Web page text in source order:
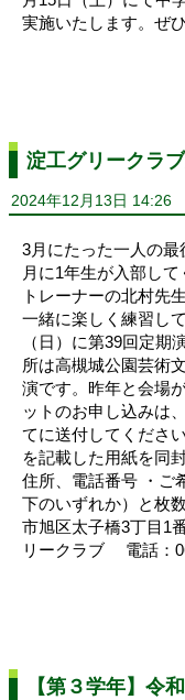
実施いたします。ぜ
淀工グリークラ
2024年12月13日 14:26
3月にたった一人の
月に1年生が入部し
トレーナーの北村先
一緒に楽しく練習し
（日）に第39回定期
所は高槻城公園芸術
演です。昨年と会場
ットのお申し込みは
てに送付してくださ
を記載した用紙を同
住所、電話番号 ・ご
下のいずれか）と
市旭区太子橋3丁目
リークラブ 電話：
【第３学年】令